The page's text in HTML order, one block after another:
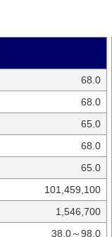
68.0
68.0
65.0
68.0
65.0
101,459,100
1,546,700
38.0～98.0